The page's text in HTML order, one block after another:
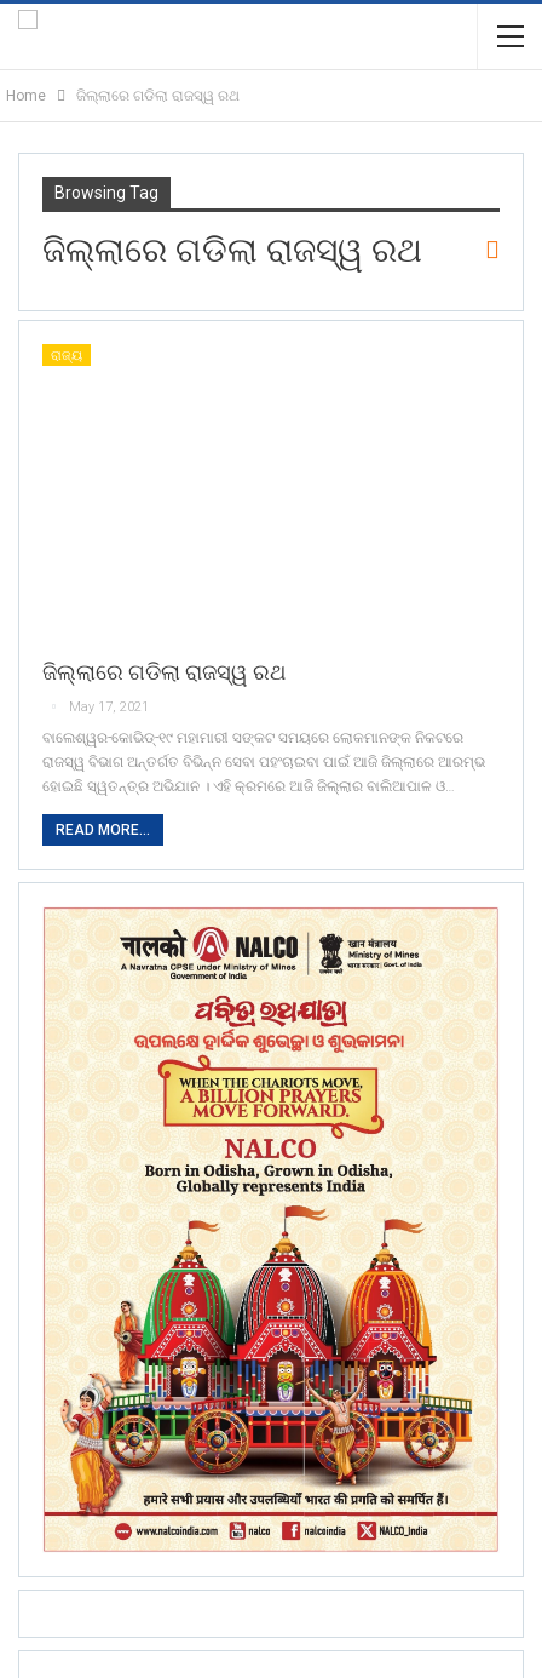
Home ଜିଲ୍ଲାରେ ଗଡିଲା ରାଜସ୍ୱ ରଥ
Browsing Tag
ଜିଲ୍ଲାରେ ଗଡିଲା ରାଜସ୍ୱ ରଥ
ରାଜ୍ୟ
ଜିଲ୍ଲାରେ ଗଡିଲା ରାଜସ୍ୱ ରଥ
May 17, 2021
ବାଲେଶ୍ୱର-କୋଭିଡ୍-୧୯ ମହାମାରୀ ସଙ୍କଟ ସମୟରେ ଲୋକମାନଙ୍କ ନିକଟରେ
ରାଜସ୍ୱ ବିଭାଗ ଅନ୍ତର୍ଗତ ବିଭିନ୍ନ ସେବା ପହଂଚାଇବା ପାଇଁ ଆଜି ଜିଲ୍ଲାରେ ଆରମ୍ଭ
ହୋଇଛି ସ୍ୱତନ୍ତ୍ର ଅଭିଯାନ । ଏହି କ୍ରମରେ ଆଜି ଜିଲ୍ଲାର ବାଲିଆପାଳ ଓ…
READ MORE...